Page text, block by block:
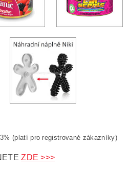
(platí pro registrované zákazníky)
ZDE >>>